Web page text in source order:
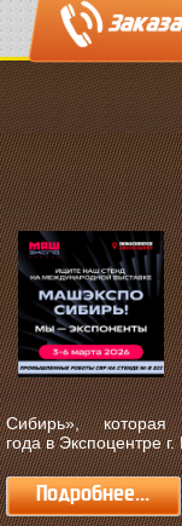
Сибирь»,
годавЭкспоцентре
Подробнее...